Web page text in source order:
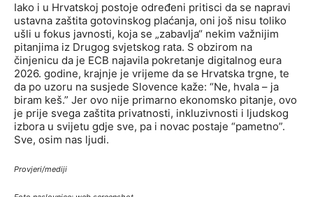
Iako i u Hrvatskoj postoje određeni pritisci da se napravi
ustavna zaštita gotovinskog plaćanja, oni još nisu toliko
ušli u fokus javnosti, koja se „zabavlja“ nekim važnijim
pitanjima iz Drugog svjetskog rata. S obzirom na
činjenicu da je ECB najavila pokretanje digitalnog eura
2026. godine, krajnje je vrijeme da se Hrvatska trgne, te
da po uzoru na susjede Slovence kaže: “Ne, hvala – ja
biram keš.” Jer ovo nije primarno ekonomsko pitanje, ovo
je prije svega zaštita privatnosti, inkluzivnosti i ljudskog
izbora u svijetu gdje sve, pa i novac postaje “pametno”.
Sve, osim nas ljudi.
Provjeri/mediji